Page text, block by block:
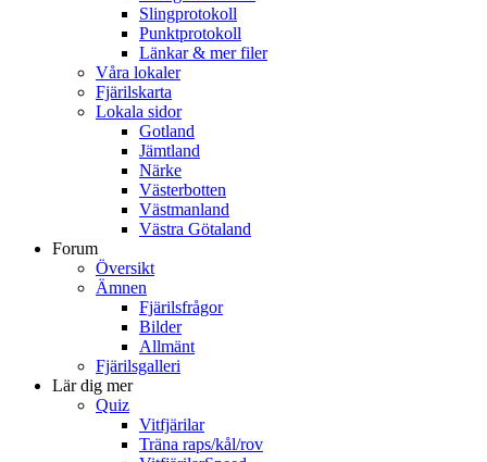
Slingprotokoll
Punktprotokoll
Länkar & mer filer
Våra lokaler
Fjärilskarta
Lokala sidor
Gotland
Jämtland
Närke
Västerbotten
Västmanland
Västra Götaland
Forum
Översikt
Ämnen
Fjärilsfrågor
Bilder
Allmänt
Fjärilsgalleri
Lär dig mer
Quiz
Vitfjärilar
Träna raps/kål/rov